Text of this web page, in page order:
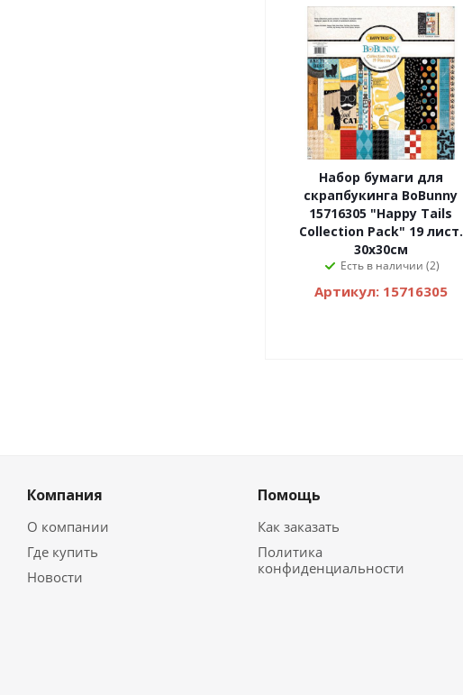
Набор бумаги для
скрапбукинга BoBunny
15716305 "Happy Tails
Collection Pack" 19 лист.
30х30см
Есть в наличии (2)
Артикул: 15716305
Компания
О компании
Где купить
Новости
Помощь
Как заказать
Политика
конфиденциальности